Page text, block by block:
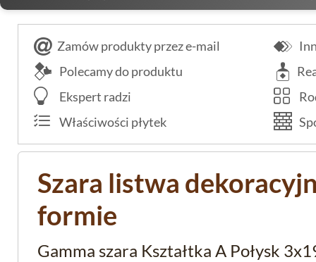
Zamów produkty przez e-mail
Polecamy do produktu
Ekspert radzi
Właściwości płytek
Szara listwa
formie
Gamma szara Kształtka A Połysk